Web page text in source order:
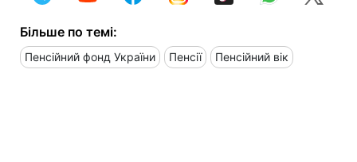
Більше по темі:
Пенсійний фонд України Пенсії Пенсійний вік